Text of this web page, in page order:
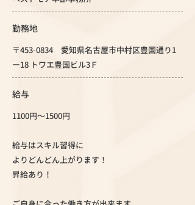
勤務地
〒453-0834 愛知県名古屋市中村区豊国通り1
ー18 トワエ豊国ビル3Ｆ
給与
1100円～1500円
給与はスキル習得に
よりどんどん上がります！
昇給あり！